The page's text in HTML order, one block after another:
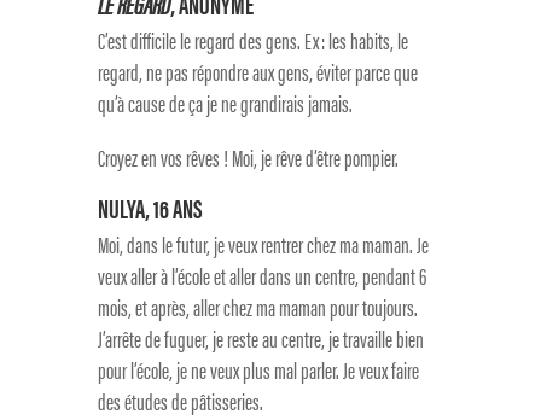
C’est difficile le regard des gens. Ex : les habits, le
regard, ne pas répondre aux gens, éviter parce que
qu’à cause de ça je ne grandirais jamais.
Croyez en vos rêves ! Moi, je rêve d’être pompier.
NULYA, 16 ANS
Moi, dans le futur, je veux rentrer chez ma maman. Je
veux aller à l’école et aller dans un centre, pendant 6
mois, et après, aller chez ma maman pour toujours.
J’arrête de fuguer, je reste au centre, je travaille bien
pour l’école, je ne veux plus mal parler. Je veux faire
des études de pâtisseries.